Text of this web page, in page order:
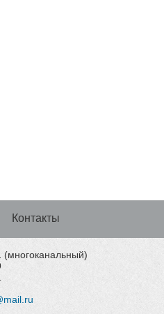
Контакты